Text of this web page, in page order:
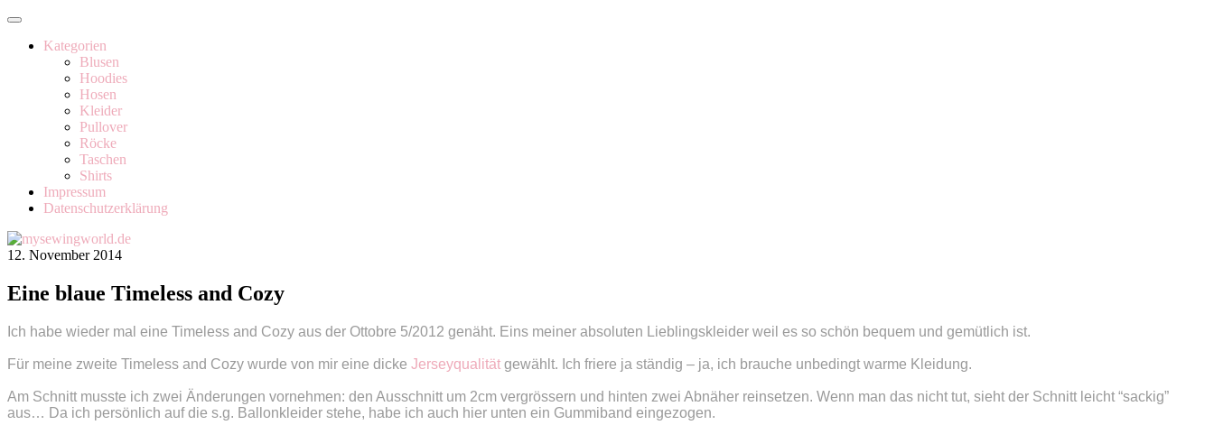
Kategorien
Blusen
Hoodies
Hosen
Kleider
Pullover
Röcke
Taschen
Shirts
Impressum
Datenschutzerklärung
12. November 2014
Eine blaue Timeless and Cozy
Ich habe wieder mal eine Timeless and Cozy aus der Ottobre 5/2012 genäht. Eins meiner absoluten Lieblingskleider weil es so schön bequem und gemütlich ist.
Für meine zweite Timeless and Cozy wurde von mir eine dicke Jerseyqualität gewählt. Ich friere ja ständig – ja, ich brauche unbedingt warme Kleidung.
Am Schnitt musste ich zwei Änderungen vornehmen: den Ausschnitt um 2cm vergrössern und hinten zwei Abnäher reinsetzen. Wenn man das nicht tut, sieht der Schnitt leicht “sackig”
aus… Da ich persönlich auf die s.g. Ballonkleider stehe, habe ich auch hier unten ein Gummiband eingezogen.